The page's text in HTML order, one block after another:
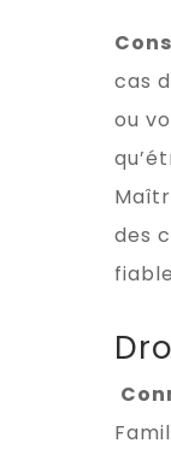
cas
ou
des